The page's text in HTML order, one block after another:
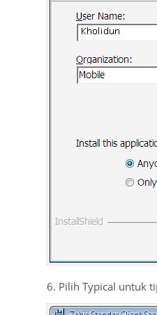
6. Pilih Typical untuk